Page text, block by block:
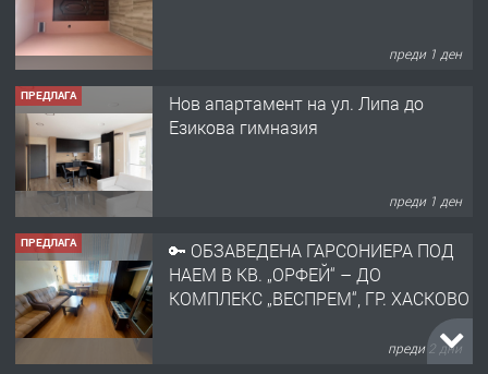
преди 1 ден
ПРЕДЛАГА
Нов апартамент на ул. Липа до
Езикова гимназия
преди 1 ден
ПРЕДЛАГА
🔑 ОБЗАВЕДЕНА ГАРСОНИЕРА ПОД
НАЕМ В КВ. „ОРФЕЙ“ – ДО
КОМПЛЕКС „ВЕСПРЕМ“, ГР. ХАСКОВО
преди 2 дни